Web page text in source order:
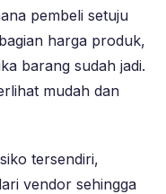
pembeli setuju
harga produk,
barang sudah jadi.
mudah dan
tersendiri,
vendor sehingga